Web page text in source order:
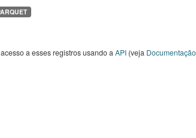
a esses registros usando a API(veja